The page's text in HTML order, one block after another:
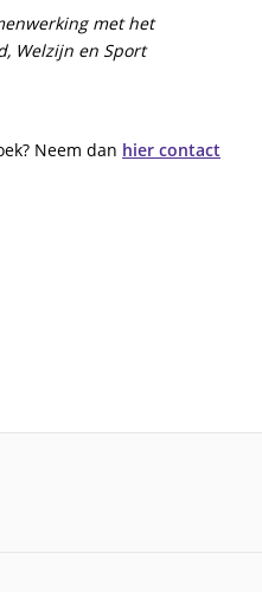
met het
Welzijn en Sport
Neem dan hier contact